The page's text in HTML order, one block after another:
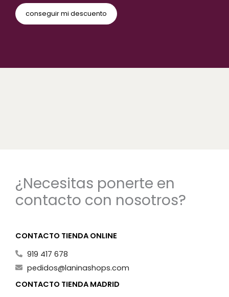
¿Necesitas ponerte en
contacto con nosotros?
CONTACTO TIENDA ONLINE
919 417 678
pedidos@laninashops.com
CONTACTO TIENDA MADRID